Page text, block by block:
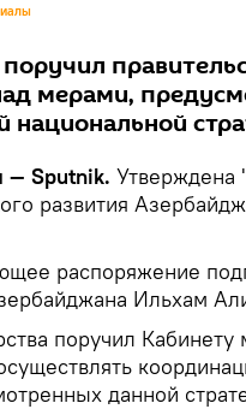
мерами,
национальной
— Sputnik. Утверждена
развития
распоряжение
Ильхам
поручил
данной